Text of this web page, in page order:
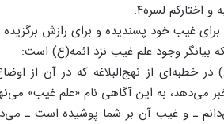
و اختارکم لسره۴.
برای غیب خود پسندیده و برای رازش
که بیانگر وجود علم غیب نزد ائمه(ع) است:
در خطبه‌ای از نهج‌البلاغه که در آن از
می‌دهد، به این آگاهی نام «علم غیب»
ـ و غیب آن بر شما پوشیده است ـ